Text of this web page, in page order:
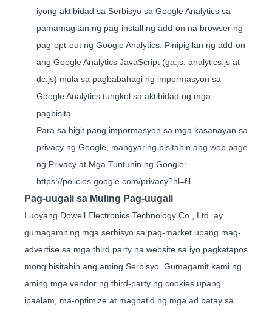
iyong aktibidad sa Serbisyo sa Google Analytics sa
pamamagitan ng pag-install ng add-on na browser ng
pag-opt-out ng Google Analytics. Pinipigilan ng add-on
ang Google Analytics JavaScript (ga.js, analytics.js at
dc.js) mula sa pagbabahagi ng impormasyon sa
Google Analytics tungkol sa aktibidad ng mga
pagbisita.
Para sa higit pang impormasyon sa mga kasanayan sa
privacy ng Google, mangyaring bisitahin ang web page
ng Privacy at Mga Tuntunin ng Google:
https://policies.google.com/privacy?hl=fil
Pag-uugali sa Muling Pag-uugali
Luoyang Dowell Electronics Technology Co., Ltd. ay
gumagamit ng mga serbisyo sa pag-market upang mag-
advertise sa mga third party na website sa iyo pagkatapos
mong bisitahin ang aming Serbisyo. Gumagamit kami ng
aming mga vendor ng third-party ng cookies upang
ipaalam, ma-optimize at maghatid ng mga ad batay sa